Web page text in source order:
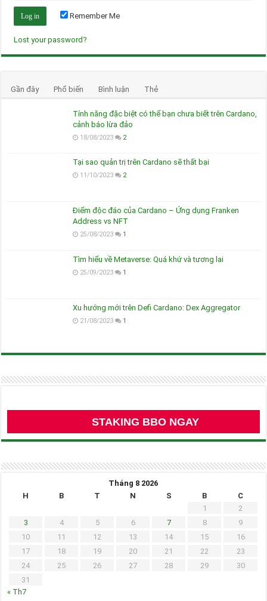
Remember Me
Lost your password?
Gần đây Phổ biến Bình luận Thẻ
Tính năng đặc biệt có thể bạn chưa biết trên Cardano,
cảnh báo lừa đảo
18/08/2023 2
Tại sao quản trị trên Cardano sẽ thất bại
11/10/2023 2
Điểm độc đáo của Cardano – Ứng dụng Franken
Address vs NFT
25/08/2023 1
Tìm hiểu về Metaverse: Quá khứ và tương lai
25/09/2023 1
Xu hướng mới trên Defi Cardano: Dex Aggregator
21/08/2023 1
STAKING BBO NGAY
Tháng 8 2026
H
B T N S B
C
1
2
3
4 5 6 7 8
9
10
11 12 13 14 15
16
17
18 19 20 21 22
23
24
25 26 27 28 29
30
31
« Th7